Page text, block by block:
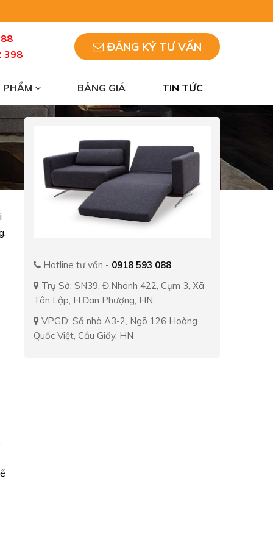
398
ĐĂNG KÝ TƯ VẤN
PHẨM BẢNG GIÁ TIN TỨC
Hotline tư vấn - 0918 593 088
Trụ Sở: SN39, Đ.Nhánh 422, Cụm 3, Xã
Tân Lập, H.Đan Phượng, HN
VPGD: Số nhà A3-2, Ngõ 126 Hoàng
Quốc Việt, Cầu Giấy, HN